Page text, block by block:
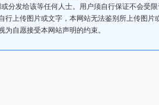
发给该等任何人士。用户须自行保证不会受
上传图片或文字，本网站无法鉴别所上传图
自愿接受本网站声明的约束。